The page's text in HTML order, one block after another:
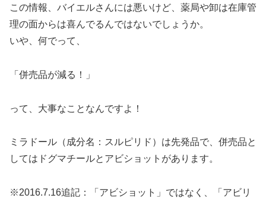
この情報、バイエルさんには悪いけど、薬局や卸は在庫管
理の面からは喜んでるんではないでしょうか。
いや、何でって、
「併売品が減る！」
って、大事なことなんですよ！
ミラドール（成分名：スルピリド）は先発品で、併売品と
してはドグマチールとアビショットがあります。
※2016.7.16追記：「アビショット」ではなく、「アビリ